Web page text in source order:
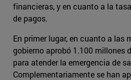
financieras, y en cuanto a la
de pagos.
En primer lugar, en cuanto a las
gobierno aprobó 1.100 millones
para atender la emergencia de
Complementariamente se han